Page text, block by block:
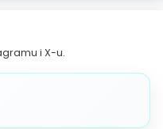
i X-u.